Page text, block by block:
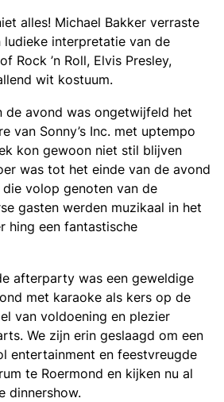
alles! Michael Bakker verraste
interpretatie van de
Rock ’n Roll, Elvis Presley,
wit kostuum.
de avond was ongetwijfeld het
van Sonny’s Inc. met uptempo
kon gewoon niet stil blijven
was tot het einde van de avond
volop genoten van de
gasten werden muzikaal in het
hing een fantastische
afterparty was een geweldige
met karaoke als kers op de
van voldoening en plezier
We zijn erin geslaagd om een
entertainment en feestvreugde
te Roermond en kijken nu al
dinnershow.